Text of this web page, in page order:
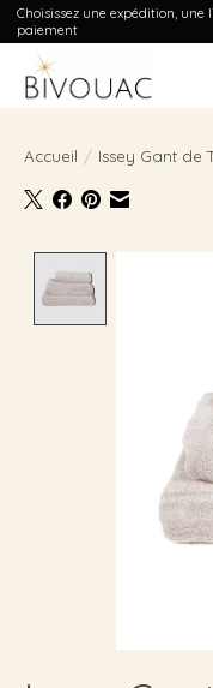
Choisissez une expédition,
paiement
Accueil / Issey Gant de